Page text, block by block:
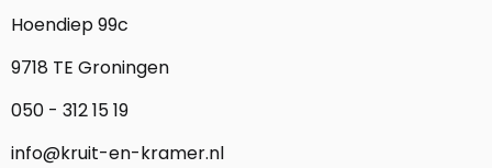
Hoendiep 99c
9718 TE Groningen
050 - 312 15 19
info@kruit-en-kramer.nl